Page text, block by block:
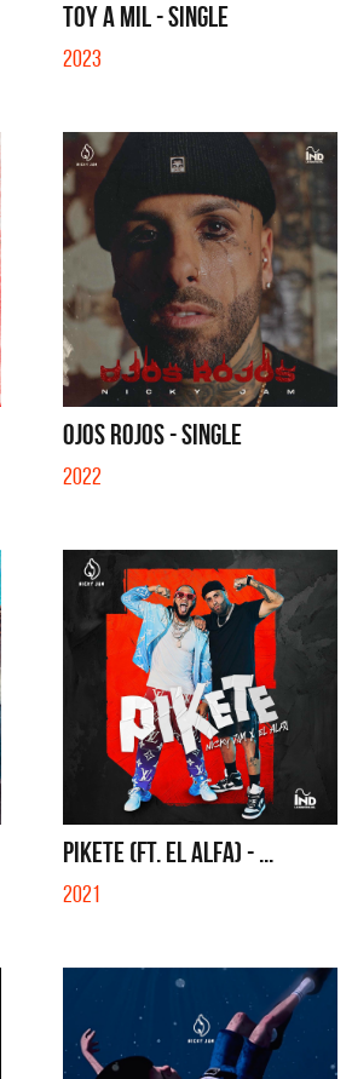
TOY A MIL - SINGLE
2023
OJOS ROJOS - SINGLE
2022
PIKETE (FT. EL ALFA) - ...
2021
La Joaqui
TE VI - SINGLE